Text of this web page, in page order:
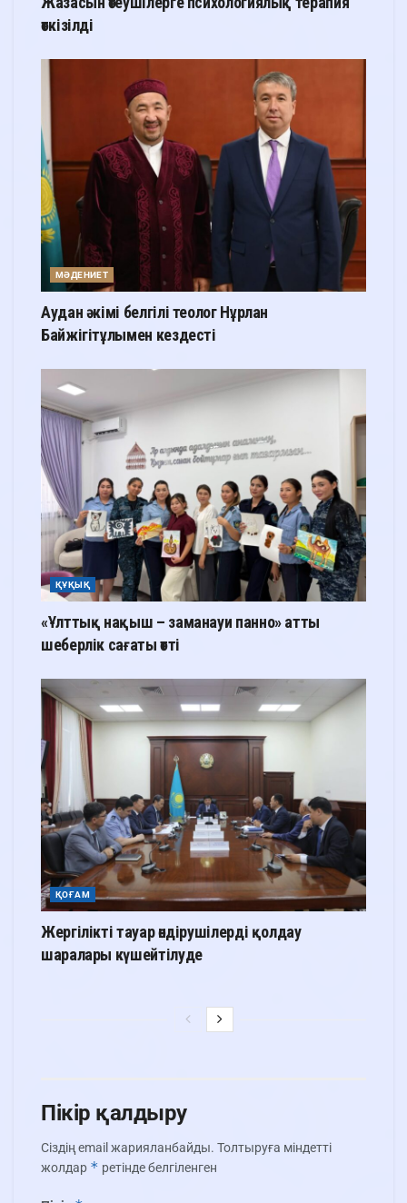
өткізілді
МӘДЕНИЕТ
Аудан әкімі белгілі теолог Нұрлан
Байжігітұлымен кездесті
ҚҰҚЫҚ
«Ұлттық нақыш – заманауи панно» атты
шеберлік сағаты өтті
ҚОҒАМ
Жергілікті тауар өндірушілерді қолдау
шаралары күшейтілуде
Пікір қалдыру
Сіздің email жарияланбайды. Толтыруға міндетті
жолдар * ретінде белгіленген